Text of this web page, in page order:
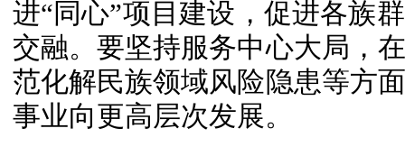
进“同心”项目建设，促进各族
交融。要坚持服务中心大局，
范化解民族领域风险隐患等方
事业向更高层次发展。